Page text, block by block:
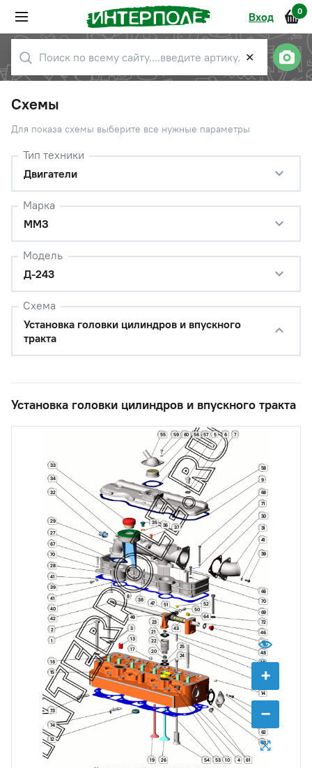
Вход 0
✕
Схемы
Для показа схемы выберите все нужные параметры
Тип техники
Двигатели
Марка
ММЗ
Модель
Д-243
Схема
Установка головки цилиндров и впускного
тракта
Установка головки цилиндров и впускного тракта
+
−
1
2 3
4
5 6 7
8
9
10
12
13
14
15
16
17
18
19
20
21
22
23
24
25
26
27
28
29
30
31
32
33
34
35 36 37
38
39
39
40
41
41
41
42
43
44
45
46
47
48
49
50
51 52
53
54
55 56 57
58
59 60
61
62
63
64
65
66
67
68
69
70
70
71
72
73
74